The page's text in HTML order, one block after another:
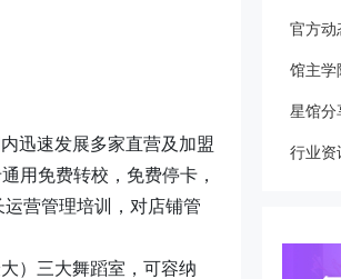
迅速发展多家直营及加盟
用免费转校，免费停卡，
营管理培训，对店铺管
）三大舞蹈室，可容纳
官方动
馆主学
星馆分
行业资